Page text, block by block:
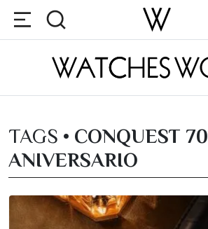
TAGS • CONQUEST 70
ANIVERSARIO